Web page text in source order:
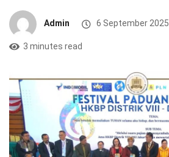
Admin 6 September 2025
3 minutes read